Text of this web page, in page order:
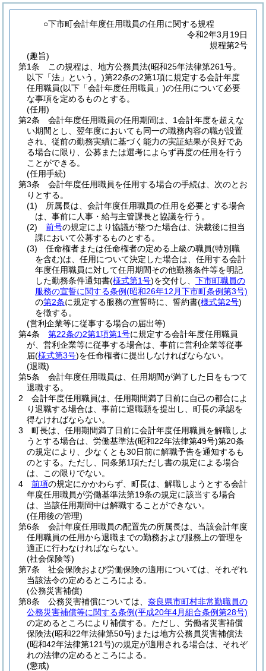
○下市町会計年度任用職員の任用に関する規程
令和2年3月19日
規程第2号
(趣旨)
第1条
この規程は、地方公務員法(昭和25年法律第261号。
以下「法」という。)第22条の2第1項に規定する会計年度
任用職員(以下「会計年度任用職員」)の任用について必要
な事項を定めるものとする。
(任用)
第2条
会計年度任用職員の任用期間は、1会計年度を超えな
い期間とし、翌年度においても同一の職務内容の職が設置
され、従前の勤務実績に基づく能力の実証結果が良好であ
る場合に限り、公募または選考によらず再度の任用を行う
ことができる。
(任用手続)
第3条
会計年度任用職員を任用する場合の手続は、次のとお
りとする。
(1)
所属長は、会計年度任用職員の任用を必要とする場合
は、事前に人事・給与主管課長と協議を行う。
(2)
前号の規定により協議が整つた場合は、決裁後に担当
課において公募するものとする。
(3)
任命権者または任命権者の定める上級の職員(特別職
を含む)は、任用について決定した場合は、任用する会計
年度任用職員に対して任用期間その他勤務条件等を明記
した勤務条件通知書(様式第1号)を交付し、 下市町職員の
服務の宣誓に関する条例(昭和26年12月下市町条例第3号)
の第2条に規定する服務の宣誓時に、誓約書(様式第2号)
を徴する。
(営利企業等に従事する場合の届出等)
第4条
第22条の2第1項第1号に規定する会計年度任用職員
が、営利企業等に従事する場合は、事前に営利企業等従事
届(様式第3号)を任命権者に提出しなければならない。
(退職)
第5条
会計年度任用職員は、任用期間が満了した日をもつて
退職する。
2
会計年度任用職員は、任用期間満了日前に自己の都合によ
り退職する場合は、事前に退職願を提出し、町長の承認を
得なければならない。
3
町長は、任用期間満了日前に会計年度任用職員を解職しよ
うとする場合は、労働基準法(昭和22年法律第49号)第20条
の規定により、少なくとも30日前に解職予告を通知するも
のとする。 ただし、同条第1項ただし書の規定による場合
は、この限りでない。
4
前項の規定にかかわらず、町長は、解職しようとする会計
年度任用職員が労働基準法第19条の規定に該当する場合
は、当該任用期間中は解職することができない。
(任用後の管理)
第6条
会計年度任用職員の配置先の所属長は、当該会計年度
任用職員の任用から退職までの勤務および服務上の管理を
適正に行わなければならない。
(社会保険等)
第7条
社会保険および労働保険の適用については、それぞれ
当該法令の定めるところによる。
(公務災害補償)
第8条
公務災害補償については、 奈良県市町村非常勤職員の
公務災害補償等に関する条例(平成20年4月組合条例第28号)
の定めるところにより補償する。 ただし、労働者災害補償
保険法(昭和22年法律第50号) または地方公務員災害補償法
(昭和42年法律第121号)の規定が適用される場合は、それぞ
れの法律の定めるところによる。
(懲戒)